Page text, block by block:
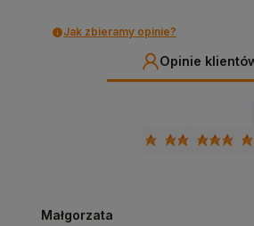
Jak zbieramy opinie?
Opinie
Małgorzata